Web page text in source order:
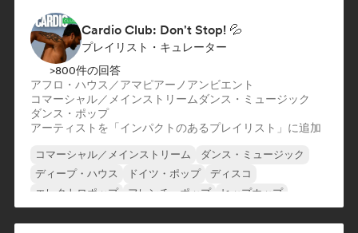
Cardio Club: Don't Stop! 💦
プレイリスト・キュレーター
>800件の回答
アフロ・ハウス／アマピアーノ アンビエント
コマーシャル／メインストリーム ダンス・ミュージック
ダンス・ポップ
アーティストを「インパクトのあるプレイリスト」に追加
コマーシャル／メインストリーム
ダンス・ミュージック
ディープ・ハウス
ドイツ・ポップ
ディスコ
エレクトロポップ
フレンチ・ポップ ヒップホップ